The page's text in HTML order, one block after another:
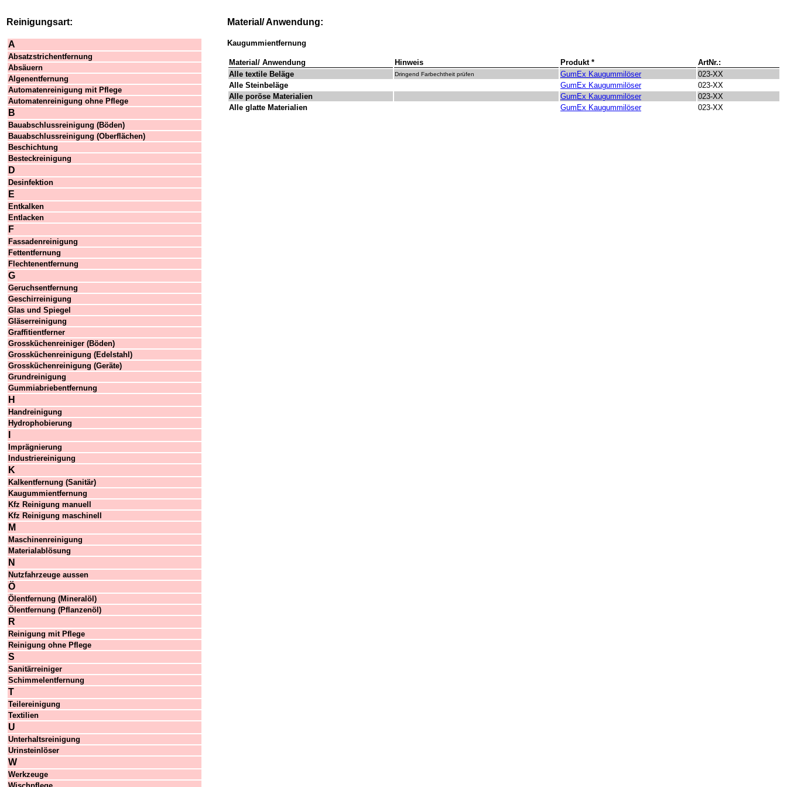
Reinigungsart: Material/ Anwendung:
A
Absatzstrichentfernung
Absäuern
Algenentfernung
Automatenreinigung mit Pflege
Automatenreinigung ohne Pflege
B
Bauabschlussreinigung (Böden)
Bauabschlussreinigung (Oberflächen)
Beschichtung
Besteckreinigung
D
Desinfektion
E
Entkalken
Entlacken
F
Fassadenreinigung
Fettentfernung
Flechtenentfernung
G
Geruchsentfernung
Geschirreinigung
Glas und Spiegel
Gläserreinigung
Graffitientferner
Grossküchenreiniger (Böden)
Grossküchenreinigung (Edelstahl)
Grossküchenreinigung (Geräte)
Grundreinigung
Gummiabriebentfernung
H
Handreinigung
Hydrophobierung
Imprägnierung
Industriereinigung
K
Kalkentfernung (Sanitär)
Kaugummientfernung
Kfz Reinigung manuell
Kfz Reinigung maschinell
M
Maschinenreinigung
Materialablösung
N
Nutzfahrzeuge aussen
Ö
Ölentfernung (Mineralöl)
Ölentfernung (Pflanzenöl)
R
Reinigung mit Pflege
Reinigung ohne Pflege
S
Sanitärreiniger
Schimmelentfernung
T
Teilereinigung
Textilien
U
Unterhaltsreinigung
Urinsteinlöser
W
Werkzeuge
Kaugummientfernung
Material/ Anwendung Hinweis Produkt *
ArtNr.:
Alle textile Beläge
Dringend Farbechtheit prüfen GumEx Kaugummilöser
023-XX
Alle Steinbeläge
GumEx Kaugummilöser
023-XX
Alle poröse Materialien
GumEx Kaugummilöser
023-XX
Alle glatte Materialien
GumEx Kaugummilöser 023-XX